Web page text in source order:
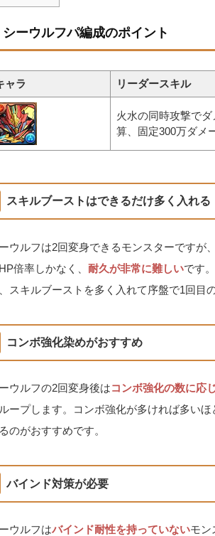
シーウルフパ編成のポイント
ャラ リーダースキル
火水の同時攻撃で
算、固定300万ダメ
スキルブーストはできるだけ多く入れる
ウルフは2回変身できるモンスターですが
倍率しかなく、 耐久が非常に難しいです
スキルブーストを多く入れて序盤で1回目
コンボ強化染めがおすすめ
ウルフの2回変身後はコンボ強化の数に応
ープします。コンボ強化が多ければ多い
のがおすすめです。
バインド対策が必要
ウルフはバインド耐性を持っていないモン